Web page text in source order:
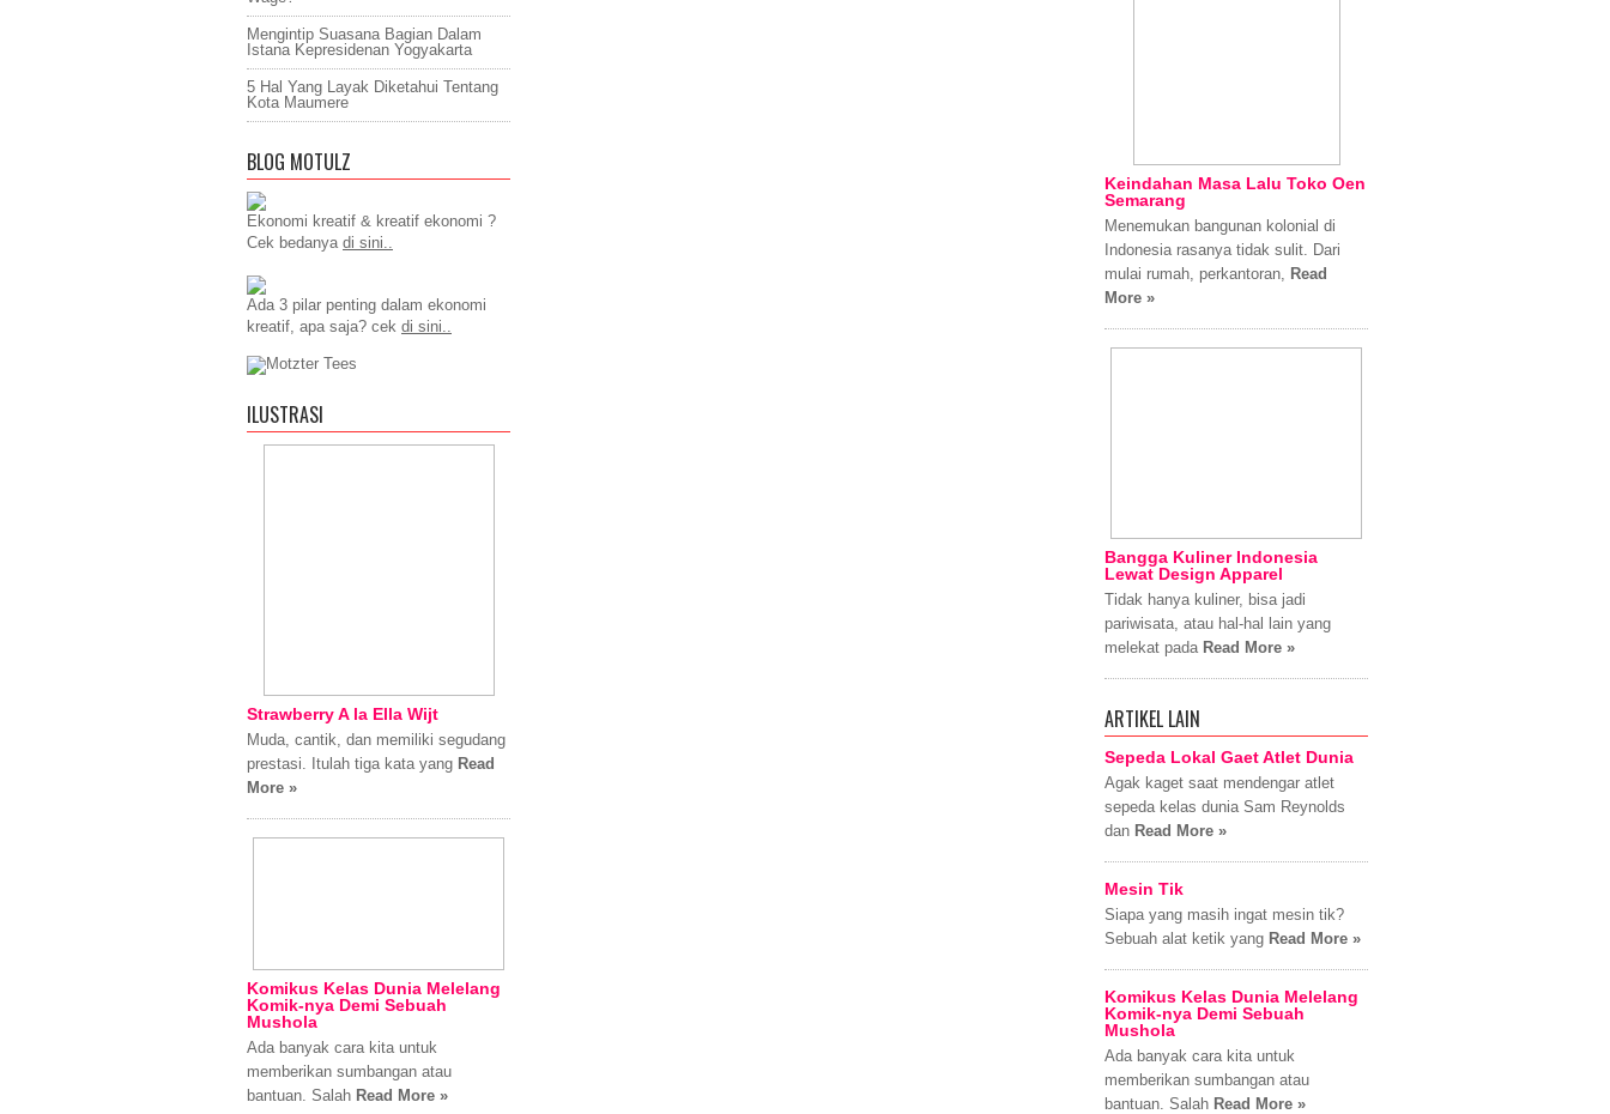
Mengintip Suasana Bagian Dalam
Istana Kepresidenan Yogyakarta
5 Hal Yang Layak Diketahui Tentang
Kota Maumere
BLOG MOTULZ
Ekonomi kreatif & kreatif ekonomi ?
Cek bedanya di sini..
Ada 3 pilar penting dalam ekonomi
kreatif, apa saja? cek di sini..
ILUSTRASI
Strawberry A la Ella Wijt
Muda, cantik, dan memiliki segudang
prestasi. Itulah tiga kata yang Read
More »
Komikus Kelas Dunia Melelang
Komik-nya Demi Sebuah
Mushola
Ada banyak cara kita untuk
memberikan sumbangan atau
bantuan. Salah Read More »
Keindahan Masa Lalu Toko Oen
Semarang
Menemukan bangunan kolonial di
Indonesia rasanya tidak sulit. Dari
mulai rumah, perkantoran, Read
More »
Bangga Kuliner Indonesia
Lewat Design Apparel
Tidak hanya kuliner, bisa jadi
pariwisata, atau hal-hal lain yang
melekat pada Read More »
ARTIKEL LAIN
Sepeda Lokal Gaet Atlet Dunia
Agak kaget saat mendengar atlet
sepeda kelas dunia Sam Reynolds
dan Read More »
Mesin Tik
Siapa yang masih ingat mesin tik?
Sebuah alat ketik yang Read More »
Komikus Kelas Dunia Melelang
Komik-nya Demi Sebuah
Mushola
Ada banyak cara kita untuk
memberikan sumbangan atau
bantuan. Salah Read More »